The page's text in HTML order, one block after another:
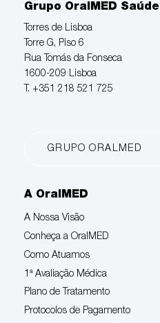
Grupo OralMED Saúde
Torres de Lisboa
Torre G, Piso 6
Rua Tomás da Fonseca
1600-209 Lisboa
T. +351 218 521 725
A OralMED
A Nossa Visão
Conheça a OralMED
Como Atuamos
1ª Avaliação Médica
Plano de Tratamento
Protocolos de Pagamento